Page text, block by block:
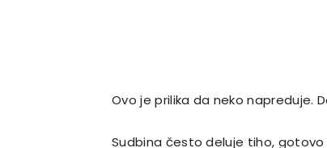
Ovo je prilika da neko napreduje.
Sudbina često deluje tiho,